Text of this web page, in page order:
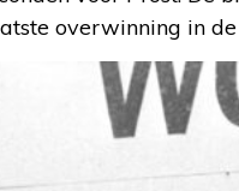
overwinning in